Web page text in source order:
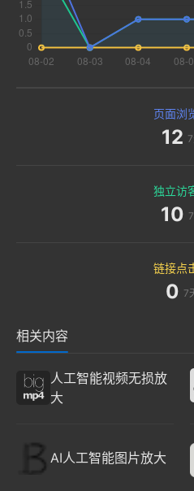
页面浏
12
独立访
10
链接点
0 7
相关内容
人工智能视频无损放
大
AI人工智能图片放大